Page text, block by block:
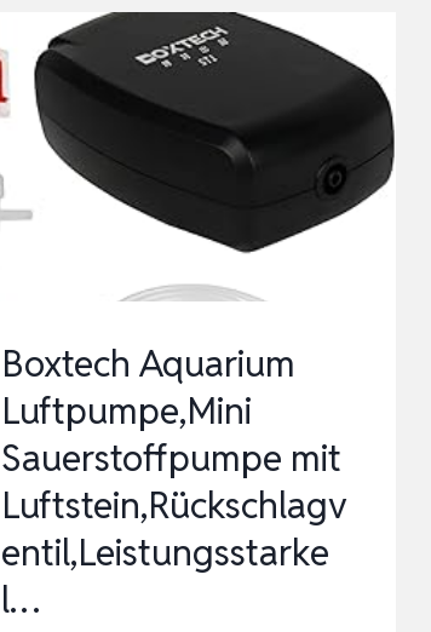
360L/H
SAUERSTOFFPUMPE
AQUARIUM-
AUSREICHEND
SAUERSTOFFZUFUHR,
LEI…
Boxtech Aquarium
Luftpumpe,Mini
Sauerstoffpumpe mit
Luftstein,Rückschlagv
entil,Leistungsstarke
l…